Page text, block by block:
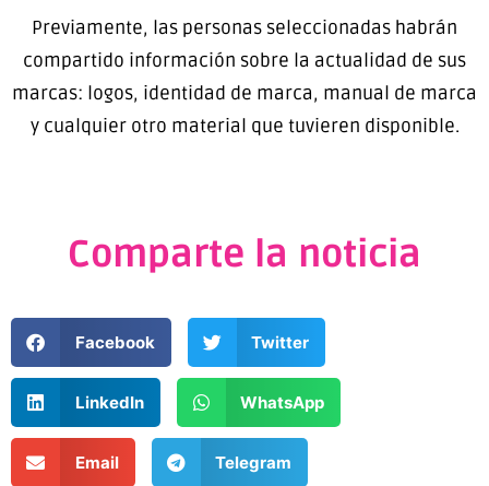
Previamente, las personas seleccionadas habrán
compartido información sobre la actualidad de sus
marcas: logos, identidad de marca, manual de marca
y cualquier otro material que tuvieren disponible.
Comparte la noticia
Facebook Twitter
LinkedIn WhatsApp
Email Telegram